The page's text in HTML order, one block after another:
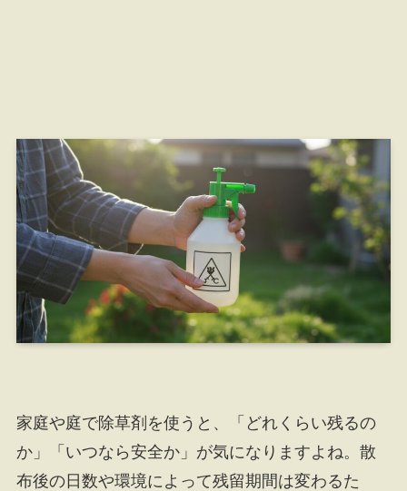
家庭や庭で除草剤を使うと、「どれくらい残るの
か」「いつなら安全か」が気になりますよね。散
布後の日数や環境によって残留期間は変わるた